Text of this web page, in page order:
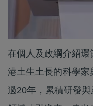
在個人及政綱介紹
港土生土長的科學
過20年，累積研發